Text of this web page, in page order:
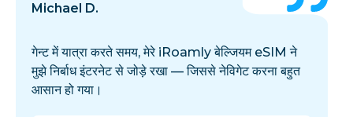
Michael D.
गेन्ट में यात्रा करते समय, मेरे iRoamly बेल्जियम eSIM ने
मुझे निर्बाध इंटरनेट से जोड़े रखा — जिससे नेविगेट करना बहुत
आसान हो गया।